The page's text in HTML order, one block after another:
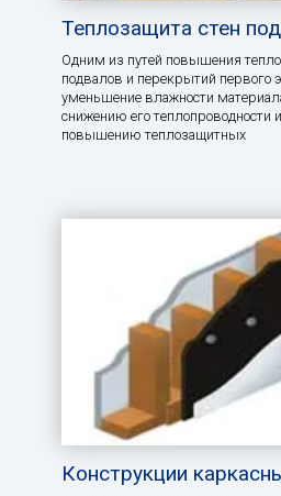
Теплозащита стен
Одним из путей повышения
подвалов и перекрытий первого
уменьшение влажности
снижению его теплопроводности
повышению теплозащитных
Конструкции